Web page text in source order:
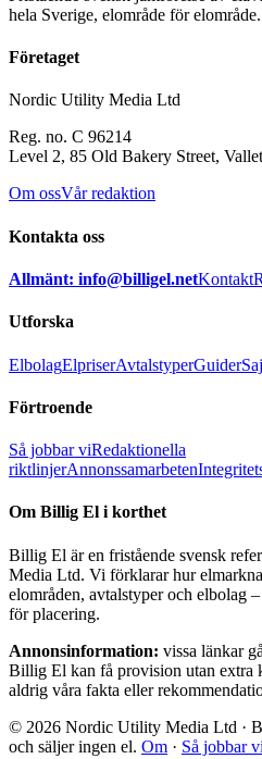
hela Sverige, elområde för elområde.
Företaget
Nordic Utility Media Ltd
Reg. no. C 96214
Level 2, 85 Old Bakery Street,
Om ossVår redaktion
Kontakta oss
Allmänt: info@billigel.netKontakt
Utforska
ElbolagElpriserAvtalstyperGuider
Förtroende
Så jobbar viRedaktionella
riktlinjerAnnonssamarbeten
Om Billig El i korthet
Billig El är en fristående svensk
Media Ltd. Vi förklarar hur
elområden, avtalstyper och elbolag
för placering.
Annonsinformation: vissa länkar
Billig El kan få provision utan extra
aldrig våra fakta eller
© 2026 Nordic Utility Media Ltd ·
och säljer ingen el. Om · Så jobbar vi